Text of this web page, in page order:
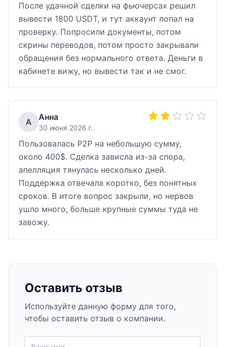
После удачной сделки на фьючерсах решил
вывести 1800 USDT, и тут аккаунт попал на
проверку. Попросили документы, потом
скрины переводов, потом просто закрывали
обращения без нормального ответа. Деньги в
кабинете вижу, но вывести так и не смог.
А Анна
30 июня 2026 г.
Пользовалась P2P на небольшую сумму,
около 400$. Сделка зависла из-за спора,
апелляция тянулась несколько дней.
Поддержка отвечала коротко, без понятных
сроков. В итоге вопрос закрыли, но нервов
ушло много, больше крупные суммы туда не
завожу.
Оставить отзыв
Используйте данную форму для того,
чтобы оставить отзыв о компании.